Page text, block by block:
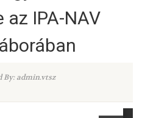
IPA-NAV
By: admin.vtsz